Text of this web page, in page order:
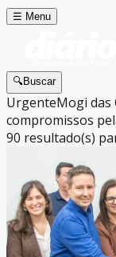
☰ Menu
🔍Buscar
UrgenteMogi das
compromissos
90 resultado(s)